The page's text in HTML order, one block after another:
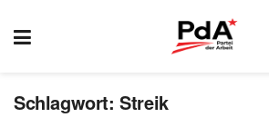
Schlagwort:Streik